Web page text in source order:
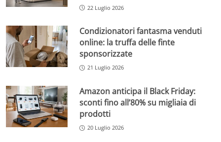
22 Luglio 2026
Condizionatori fantasma venduti
online: la truffa delle finte
sponsorizzate
21 Luglio 2026
Amazon anticipa il Black Friday:
sconti fino all’80% su migliaia di
prodotti
20 Luglio 2026